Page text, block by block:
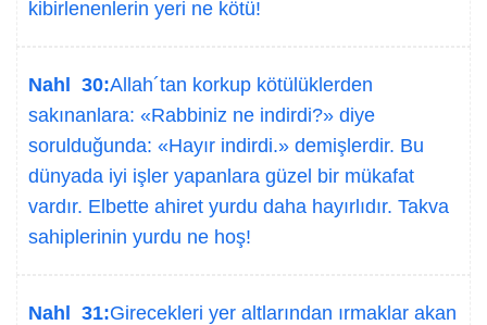
kibirlenenlerin yeri ne kötü!
Nahl 30:Allah´tan korkup kötülüklerden
sakınanlara: «Rabbiniz ne indirdi?» diye
sorulduğunda: «Hayır indirdi.» demişlerdir. Bu
dünyada iyi işler yapanlara güzel bir mükafat
vardır. Elbette ahiret yurdu daha hayırlıdır. Takva
sahiplerinin yurdu ne hoş!
Nahl 31:Girecekleri yer altlarından ırmaklar akan